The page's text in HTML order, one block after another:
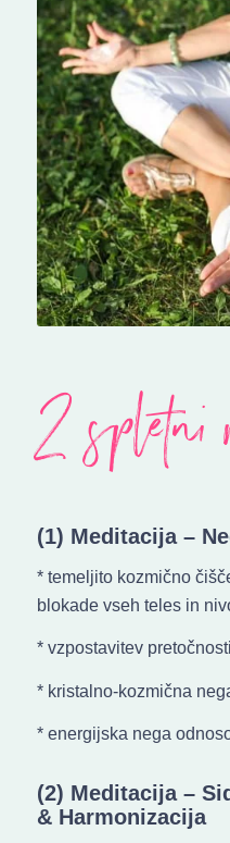
2 spletni
(1) Meditacija –
* temeljito kozmično
blokade vseh teles in
* vzpostavitev
* kristalno-kozmična
* energijska nega
(2) Meditacija –
& Harmonizacija